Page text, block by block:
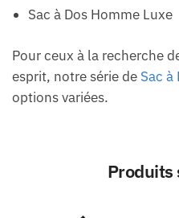
Sac à Dos Homme Luxe
Pour ceux à la recherche
esprit, notre série de Sac à
options variées.
Produits